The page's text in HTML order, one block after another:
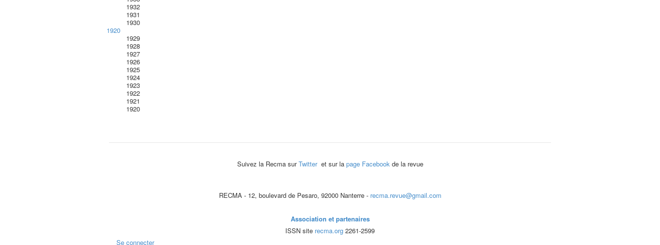
1932
1931
1930
1920
1929
1928
1927
1926
1925
1924
1923
1922
1921
1920
Suivez la Recma surTwitter et sur la page Facebookde la revue
RECMA - 12, boulevard de Pesaro, 92000 Nanterre - recma.revue@gmail.com
Association et partenaires
ISSN site recma.org 2261-2599
Se connecter